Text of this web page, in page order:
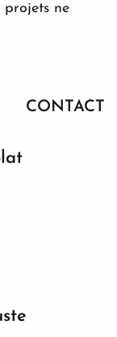
projets ne
CONTACT